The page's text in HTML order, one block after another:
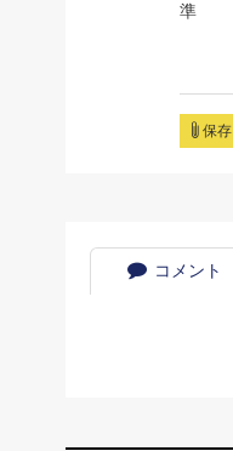
準
保存
コメント